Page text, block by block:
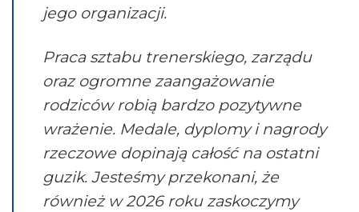
jego organizacji.
Praca sztabu trenerskiego, zarządu
oraz ogromne zaangażowanie
rodziców robią bardzo pozytywne
wrażenie. Medale, dyplomy i nagrody
rzeczowe dopinają całość na ostatni
guzik. Jesteśmy przekonani, że
również w 2026 roku zaskoczymy